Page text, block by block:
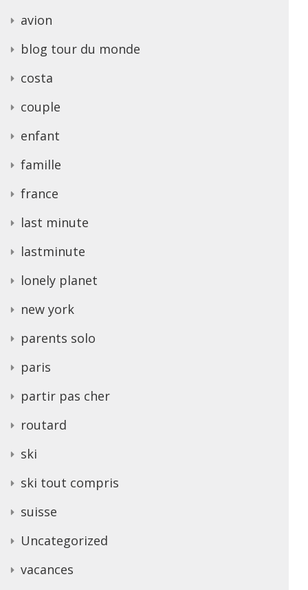
avion
blog tour du monde
costa
couple
enfant
famille
france
last minute
lastminute
lonely planet
new york
parents solo
paris
partir pas cher
routard
ski
ski tout compris
suisse
Uncategorized
vacances